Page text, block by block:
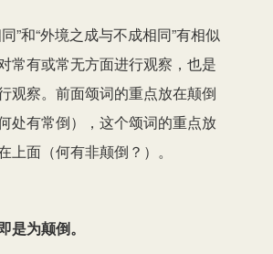
”和“外境之成与不成相同”有相似
常有或常无方面进行观察，也是
观察。前面颂词的重点放在颠倒
处有常倒），这个颂词的重点放
上面（何有非颠倒？）。
是为颠倒。